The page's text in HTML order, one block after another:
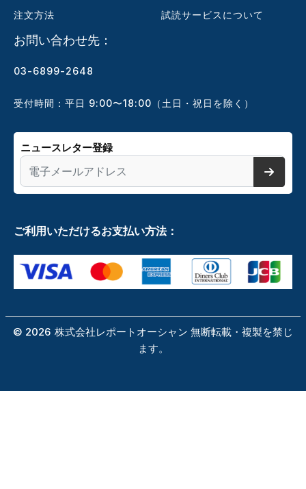
注文方法
試読サービスについて
お問い合わせ先：
03-6899-2648
受付時間：平日 9:00〜18:00（土日・祝日を除く）
ニュースレター登録
ご利用いただけるお支払い方法：
© 2026 株式会社レポートオーシャン 無断転載・複製を禁じ
ます。